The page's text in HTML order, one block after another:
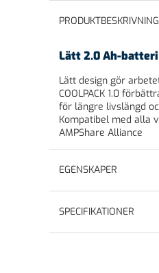
PRODUKTBESKRIVNING
Lätt 2.0 Ah-batteri
Lätt design gör
COOLPACK 1.0
för längre livslängd
Kompatibel med alla
AMPShare Alliance
EGENSKAPER
SPECIFIKATIONER